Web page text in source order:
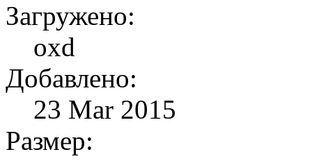
Загружено:
oxd
Добавлено:
23 Mar 2015
Размер: